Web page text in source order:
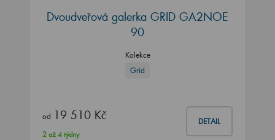
Dvoudveřová galerka GRID GA2NOE
90
Kolekce
Grid
od 19 510 Kč DETAIL
2 až 4 týdny